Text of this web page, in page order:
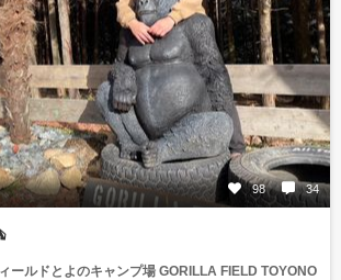
98 34
ールドとよのキャンプ場 GORILLA FIELD TOYONO